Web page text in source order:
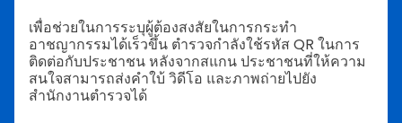
เพื่อช่วยในการระบุผู้ต้องสงสัยในการกระทำ
อาชญากรรมได้เร็วขึ้น ตำรวจกำลังใช้รหัส QR ในการ
ติดต่อกับประชาชน หลังจากสแกน ประชาชนที่ให้ความ
สนใจสามารถส่งคำใบ้ วิดีโอ และภาพถ่ายไปยัง
สำนักงานตำรวจได้